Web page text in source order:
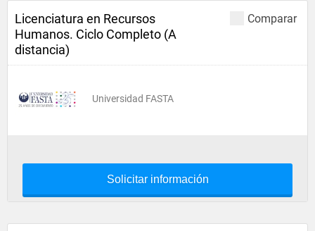
Comparar
Licenciatura en Recursos
Humanos. Ciclo Completo (A
distancia)
Universidad FASTA
Solicitar información